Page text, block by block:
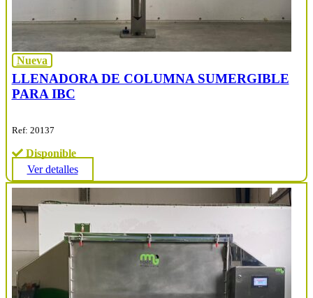
Nueva
LLENADORA DE COLUMNA SUMERGIBLE
PARA IBC
Ref: 20137
Disponible
Ver detalles